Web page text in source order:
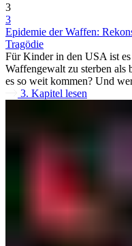
3
3
Epidemie der Waffen:
Tragödie
Für Kinder in den USA ist
Waffengewalt zu sterben als
es so weit kommen? Und
3. Kapitel lesen